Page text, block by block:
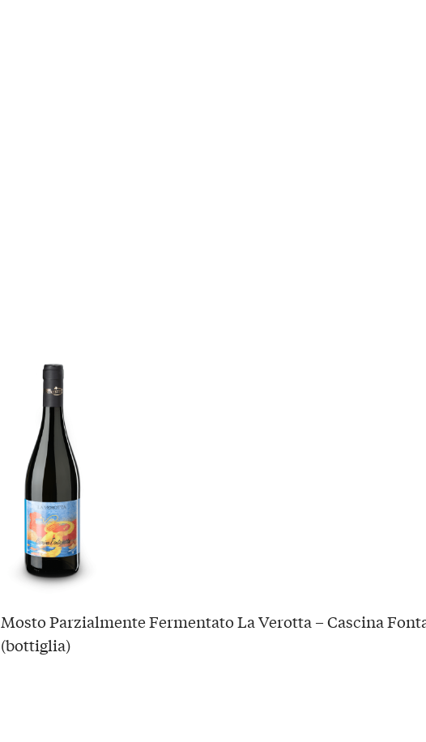
Mosto Parzialmente Fermentato La Verotta – Cascina
(bottiglia)